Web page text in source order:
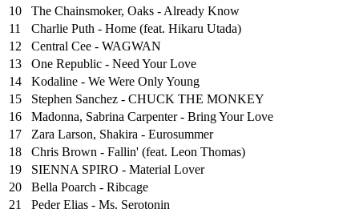
10
The Chainsmoker, Oaks - Already Know
11
Charlie Puth - Home (feat. Hikaru Utada)
12
Central Cee - WAGWAN
13
One Republic - Need Your Love
14
Kodaline - We Were Only Young
15
Stephen Sanchez - CHUCK THE MONKEY
16
Madonna, Sabrina Carpenter - Bring Your Love
17
Zara Larson, Shakira - Eurosummer
18
Chris Brown - Fallin' (feat. Leon Thomas)
19
SIENNA SPIRO - Material Lover
20
Bella Poarch - Ribcage
21
Peder Elias - Ms. Serotonin